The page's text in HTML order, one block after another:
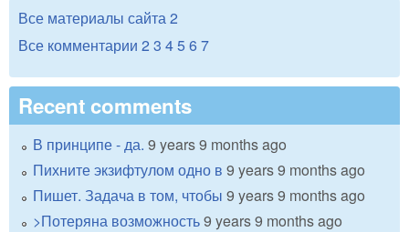
Все материалы сайта 2
Все комментарии 2 3 4567
Recent comments
В принципе - да. 9 years 9 months ago
Пихните экзифтулом одно в 9 years 9 months ago
Пишет. Задача в том, чтобы 9 years 9 months ago
>Потеряна возможность9 years 9 months ago